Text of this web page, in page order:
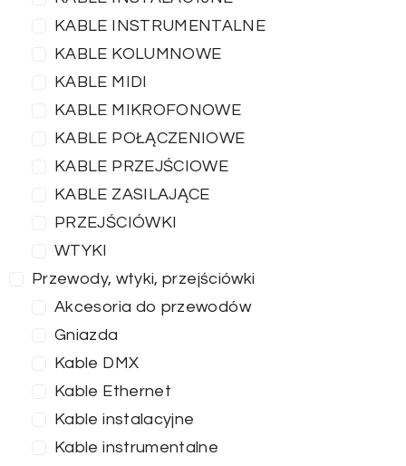
KABLE INSTRUMENTALNE
KABLE KOLUMNOWE
KABLE MIDI
KABLE MIKROFONOWE
KABLE POŁĄCZENIOWE
KABLE PRZEJŚCIOWE
KABLE ZASILAJĄCE
PRZEJŚCIÓWKI
WTYKI
Przewody, wtyki, przejściówki
Akcesoria do przewodów
Gniazda
Kable DMX
Kable Ethernet
Kable instalacyjne
Kable instrumentalne